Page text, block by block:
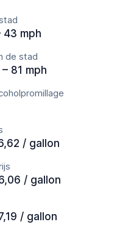
43 mph
de stad
81 mph
/ gallon
/ gallon
/ gallon